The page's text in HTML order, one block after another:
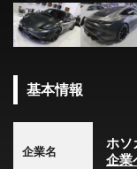
基本情報
企業名
ホソ
企業